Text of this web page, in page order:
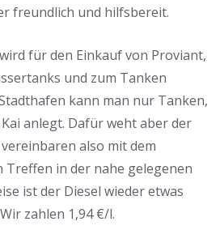
freundlich und hilfsbereit.
für den Einkauf von Proviant,
und zum Tanken
kann man nur Tanken,
anlegt. Dafür weht aber der
also mit dem
in der nahe gelegenen
ist der Diesel wieder etwas
zahlen 1,94 €/l.